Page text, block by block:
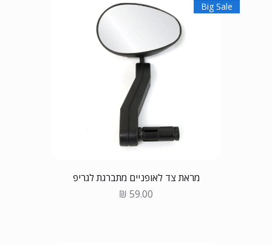
Big Sale
מראת צד לאופניים מתברגת לגריפ
Price